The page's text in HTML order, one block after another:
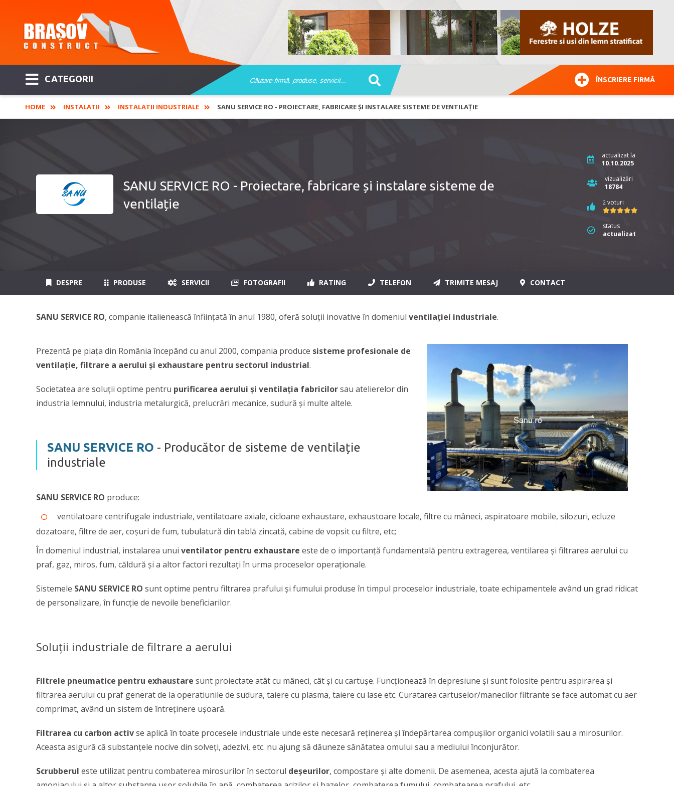
CATEGORII ÎNSCRIERE FIRMĂ
HOME INSTALATII INSTALATII INDUSTRIALE SANU SERVICE RO - PROIECTARE, FABRICARE ȘI INSTALARE SISTEME DE VENTILAȚIE
SANU SERVICE RO - Proiectare, fabricare și instalare sisteme de
ventilație
actualizat la
10.10.2025
vizualizări
18784
2 voturi
status
actualizat
DESPRE PRODUSE SERVICII FOTOGRAFII RATING TELEFON TRIMITE MESAJ CONTACT
SANU SERVICE RO, companie italienească înființată în anul 1980, oferă soluții inovative în domeniul ventilației industriale.
Prezentă pe piața din România începând cu anul 2000, compania produce sisteme profesionale de
ventilaţie, filtrare a aerului și exhaustare pentru sectorul industrial.
Societatea are soluţii optime pentru purificarea aerului şi ventilaţia fabricilorsau atelierelor din
industria lemnului, industria metalurgică, prelucrări mecanice, sudură și multe altele.
SANU SERVICE RO - Producător de sisteme de ventilație
industriale
SANU SERVICE RO produce:
ventilatoare centrifugale industriale, ventilatoare axiale, cicloane exhaustare, exhaustoare locale, filtre cu mâneci, aspiratoare mobile, silozuri, ecluze
dozatoare, filtre de aer, coșuri de fum, tubulatură din tablă zincată, cabine de vopsit cu filtre, etc;
În domeniul industrial, instalarea unui ventilator pentru exhaustare este de o importanţă fundamentală pentru extragerea, ventilarea şi filtrarea aerului cu
praf, gaz, miros, fum, căldură şi a altor factori rezultaţi în urma proceselor operaţionale.
Sistemele SANU SERVICE RO sunt optime pentru filtrarea prafului și fumului produse în timpul proceselor industriale, toate echipamentele având un grad ridicat
de personalizare, în funcție de nevoile beneficiarilor.
Soluţii industriale de filtrare a aerului
Filtrele pneumatice pentru exhaustare sunt proiectate atât cu mâneci, cât şi cu cartuşe. Funcţionează în depresiune şi sunt folosite pentru aspirarea şi
filtrarea aerului cu praf generat de la operatiunile de sudura, taiere cu plasma, taiere cu lase etc. Curatarea cartuselor/manecilor filtrante se face automat cu aer
comprimat, având un sistem de întreţinere uşoară.
Filtrarea cu carbon activse aplică în toate procesele industriale unde este necesară reţinerea şi îndepărtarea compuşilor organici volatili sau a mirosurilor.
Aceasta asigură că substanţele nocive din solveţi, adezivi, etc. nu ajung să dăuneze sănătatea omului sau a mediului înconjurător.
Scrubberul este utilizat pentru combaterea mirosurilor în sectorul deşeurilor, compostare şi alte domenii. De asemenea, acesta ajută la combaterea